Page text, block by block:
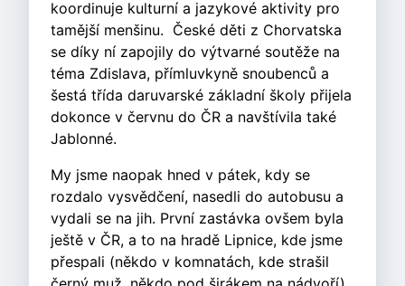
koordinuje kulturní a jazykové aktivity pro
tamější menšinu. České děti z Chorvatska
se díky ní zapojily do výtvarné soutěže na
téma Zdislava, přímluvkyně snoubenců a
šestá třída daruvarské základní školy přijela
dokonce v červnu do ČR a navštívila také
Jablonné.
My jsme naopak hned v pátek, kdy se
rozdalo vysvědčení, nasedli do autobusu a
vydali se na jih. První zastávka ovšem byla
ještě v ČR, a to na hradě Lipnice, kde jsme
přespali (někdo v komnatách, kde strašil